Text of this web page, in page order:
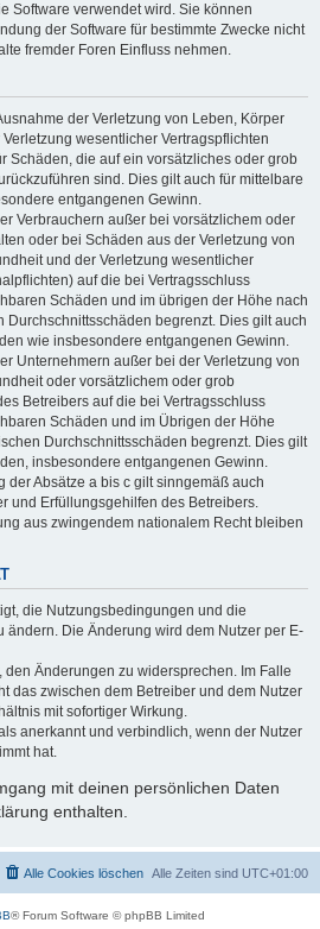
Software verwendet wird. Sie können
der Software für bestimmte Zwecke nicht
fremder Foren Einfluss nehmen.
der Verletzung von Leben, Körper
wesentlicher Vertragspflichten
Schäden, die auf ein vorsätzliches oder grob
sind. Dies gilt auch für mittelbare
entgangenen Gewinn.
Verbrauchern außer bei vorsätzlichem oder
oder bei Schäden aus der Verletzung von
und der Verletzung wesentlicher
auf die bei Vertragsschluss
Schäden und im übrigen der Höhe nach
Durchschnittsschäden begrenzt. Dies gilt auch
wie insbesondere entgangenen Gewinn.
Unternehmern außer bei der Verletzung von
oder vorsätzlichem oder grob
Betreibers auf die bei Vertragsschluss
Schäden und im Übrigen der Höhe
Durchschnittsschäden begrenzt. Dies gilt
insbesondere entgangenen Gewinn.
der Absätze a bis c gilt sinngemäß auch
und Erfüllungsgehilfen des Betreibers.
aus zwingendem nationalem Recht bleiben
die Nutzungsbedingungen und die
ändern. Die Änderung wird dem Nutzer per E-
den Änderungen zu widersprechen. Im Falle
das zwischen dem Betreiber und dem Nutzer
mit sofortiger Wirkung.
anerkannt und verbindlich, wenn der Nutzer
hat.
mit deinen persönlichen Daten
enthalten.
Alle Zeiten sind UTC+01:00
Alle Cookies löschen
® Forum Software © phpBB Limited